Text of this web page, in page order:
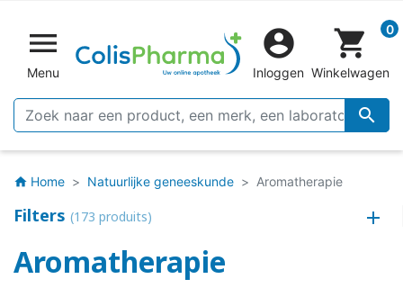

Menu


Inloggen
shopping_cart 0
Winkelwagen
home Home Natuurlijke geneeskunde Aromatherapie
Filters (173 produits)
Aromatherapie